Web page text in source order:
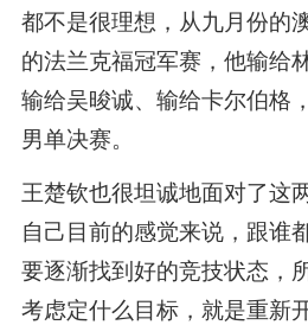
都不是很理想，从九月份的
的法兰克福冠军赛，他输给
输给吴晙诚、输给卡尔伯格
男单决赛。
王楚钦也很坦诚地面对了这
自己目前的感觉来说，跟谁
要逐渐找到好的竞技状态，
考虑定什么目标，就是重新